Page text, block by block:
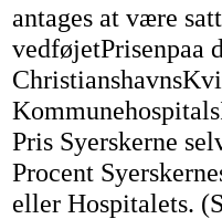
antages at være
vedføjetPrisenpaa
Pris Syerskerne
Procent
eller Hospitalets.